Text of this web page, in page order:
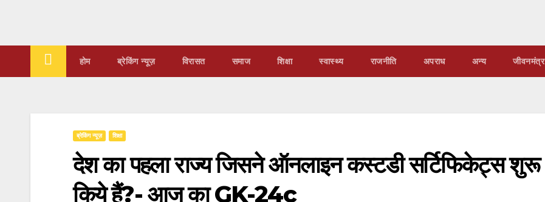
content
होम ब्रेकिंग न्यूज़ ‍‍विरासत समाज शिक्षा स्वास्थ्य राजनीति अपराध अन्य जीवनमंत्र
ब्रेकिंग न्यूज़ शिक्षा
देश का पहला राज्य जिसने ऑनलाइन कस्टडी सर्टिफिकेट्स शुरू
किये हैं?- आज का GK-24c